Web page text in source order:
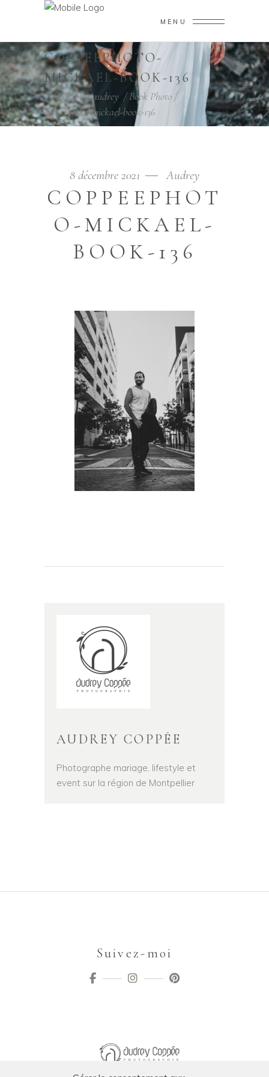
MENU
COPPEEPHOTO-
MICKAEL-BOOK-136
Home/blog audrey /Book Photo/
coppeephoto-mickael-book-136
8 décembre 2021 Audrey
COPPEEPHOT
O-MICKAEL-
BOOK-136
AUDREY COPPÉE
Photographe mariage, lifestyle et
event sur la région de Montpellier
Suivez-moi